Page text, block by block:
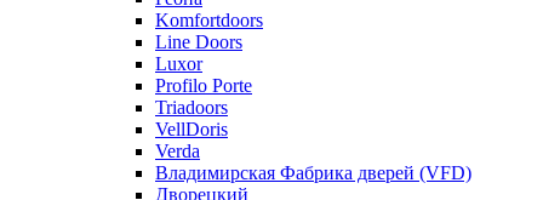
Komfortdoors
Line Doors
Luxor
Profilo Porte
Triadoors
VellDoris
Verda
Владимирская Фабрика дверей (VFD)
Дворецкий